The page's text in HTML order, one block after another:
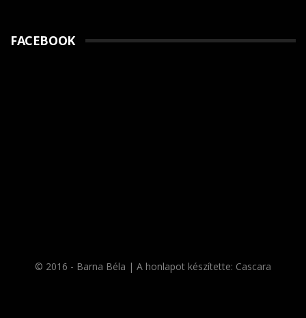
FACEBOOK
© 2016 - Barna Béla | A honlapot készítette: Cascara